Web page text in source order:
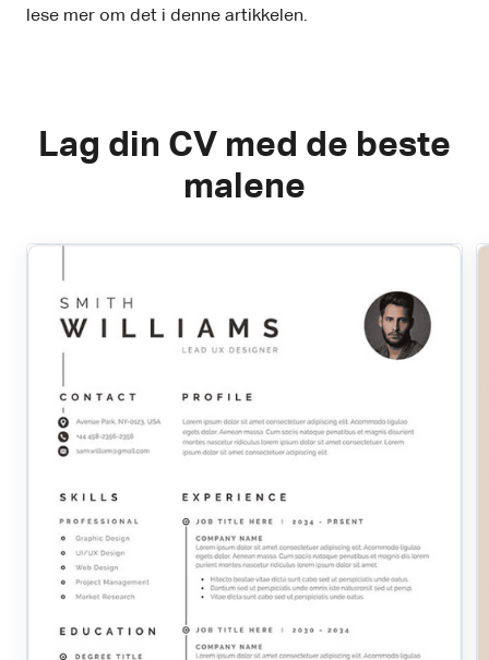
lese mer om det i denne artikkelen.
Lag din CV med de beste
malene